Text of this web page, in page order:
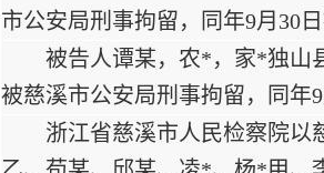
市公安局刑事拘留，同年9月30
被告人谭某，农*，家*独山
被慈溪市公安局刑事拘留，同年
浙江省慈溪市人民检察院以